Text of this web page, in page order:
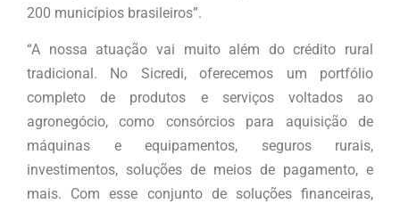
200 municípios brasileiros”.
“A nossa atuação vai muito além do crédito rural
tradicional. No Sicredi, oferecemos um portfólio
completo de produtos e serviços voltados ao
agronegócio, como consórcios para aquisição de
máquinas e equipamentos, seguros rurais,
investimentos, soluções de meios de pagamento, e
mais. Com esse conjunto de soluções financeiras,